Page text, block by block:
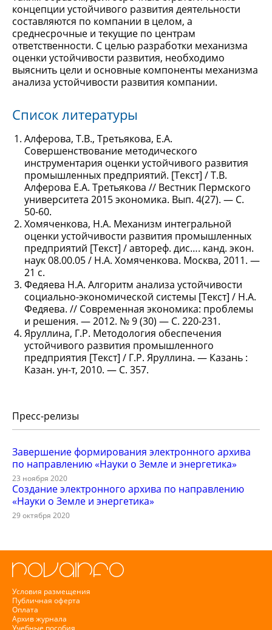
концепции устойчивого развития деятельности
составляются по компании в целом, а
среднесрочные и текущие по центрам
ответственности. С целью разработки механизма
оценки устойчивости развития, необходимо
выяснить цели и основные компоненты механизма
анализа устойчивости развития компании.
Список литературы
Алферова, Т.В., Третьякова, Е.А.
Совершенствование методического
инструментария оценки устойчивого развития
промышленных предприятий. [Текст] / Т.В.
Алферова Е.А. Третьякова // Вестник Пермского
университета 2015 экономика. Вып. 4(27). — С.
50-60.
Хомяченкова, Н.А. Механизм интегральной
оценки устойчивости развития промышленных
предприятий [Текст] / автореф. дис…. канд. экон.
наук 08.00.05 / Н.А. Хомяченкова. Москва, 2011. —
21 с.
Федяева Н.А. Алгоритм анализа устойчивости
социально-экономической системы [Текст] / Н.А.
Федяева. // Современная экономика: проблемы
и решения. — 2012. № 9 (30) — С. 220-231.
Яруллина, Г.Р. Методология обеспечения
устойчивого развития промышленного
предприятия [Текст] / Г.Р. Яруллина. — Казань :
Казан. ун-т, 2010. — С. 357.
Пресс-релизы
Завершение формирования электронного архива
по направлению «Науки о Земле и энергетика»
23 ноября 2020
Создание электронного архива по направлению
«Науки о Земле и энергетика»
29 октября 2020
Условия размещения
Публичная оферта
Оплата
Архив журнала
Учебные пособия